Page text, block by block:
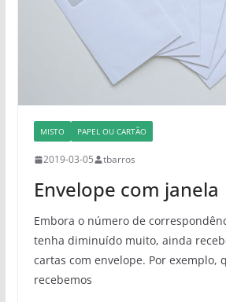
MISTO PAPEL OU CARTÃO
2019-03-05 tbarros
Envelope com janela
Embora o número de
tenha diminuído muito, ainda
cartas com envelope. Por exemplo,
recebemos